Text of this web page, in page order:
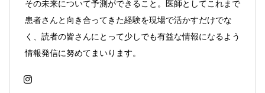
その未来について予測ができること。医師としてこれまで
患者さんと向き合ってきた経験を現場で活かすだけでな
く、読者の皆さんにとって少しでも有益な情報になるよう
情報発信に努めてまいります。